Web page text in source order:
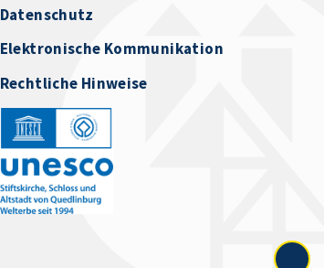
Datenschutz
Elektronische Kommunikation
Rechtliche Hinweise